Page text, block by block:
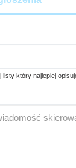
który najlepiej